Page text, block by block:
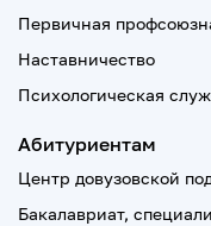
Первичная
Наставничество
Психологическая
Абитуриентам
Центр довузовской
Бакалавриат,